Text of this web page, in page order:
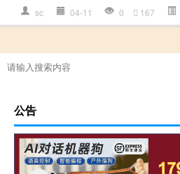
sc 04-11 0 167
公告